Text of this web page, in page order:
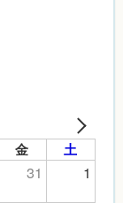
金 土
31
1